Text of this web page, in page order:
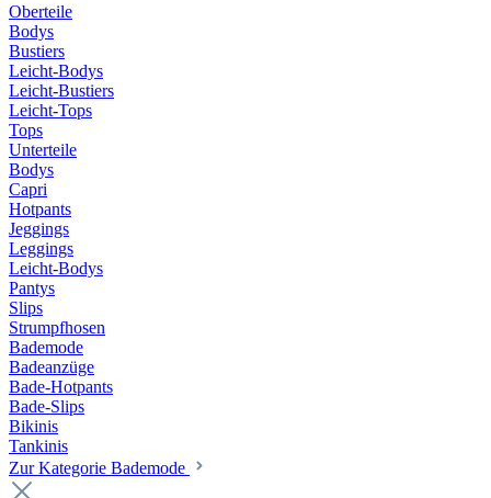
Oberteile
Bodys
Bustiers
Leicht-Bodys
Leicht-Bustiers
Leicht-Tops
Tops
Unterteile
Bodys
Capri
Hotpants
Jeggings
Leggings
Leicht-Bodys
Pantys
Slips
Strumpfhosen
Bademode
Badeanzüge
Bade-Hotpants
Bade-Slips
Bikinis
Tankinis
Zur Kategorie Bademode